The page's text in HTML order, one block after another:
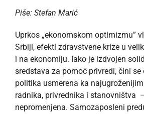
Piše: Stefan Marić
Uprkos „ekonomskom optimizmu”
Srbiji, efekti zdravstvene krize u
i na ekonomiju. Iako je izdvojen
sredstava za pomoć privredi, čini se
politika usmerena ka
radnika, privrednika i stanovništva
nepromenjena. Samozaposleni